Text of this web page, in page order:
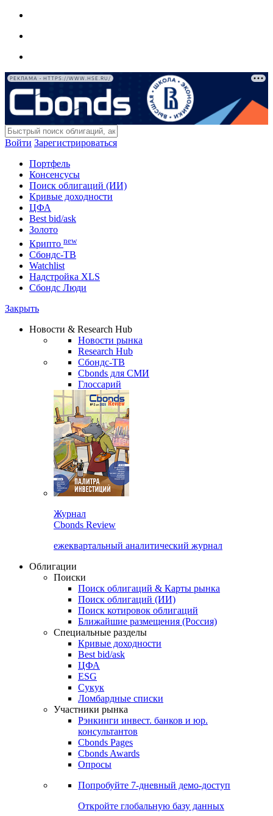
РЕКЛАМА • HTTPS://WWW.HSE.RU/
Войти Зарегистрироваться
Портфель
Консенсусы
Поиск облигаций (ИИ)
Кривые доходности
ЦФА
Best bid/ask
Золото
Крипто new
Сбондс-ТВ
Watchlist
Надстройка XLS
Сбондс Люди
Закрыть
Новости & Research Hub
Новости рынка
Research Hub
Сбондс-ТВ
Cbonds для СМИ
Глоссарий
Журнал
Cbonds Review
ежеквартальный аналитический журнал
Облигации
Поиски
Поиск облигаций & Карты рынка
Поиск облигаций (ИИ)
Поиск котировок облигаций
Ближайшие размещения (Россия)
Специальные разделы
Кривые доходности
Best bid/ask
ЦФА
ESG
Сукук
Ломбардные списки
Участники рынка
Рэнкинги инвест. банков и юр.
консультантов
Cbonds Pages
Cbonds Awards
Опросы
Попробуйте 7-дневный демо-доступ
Откройте глобальную базу данных